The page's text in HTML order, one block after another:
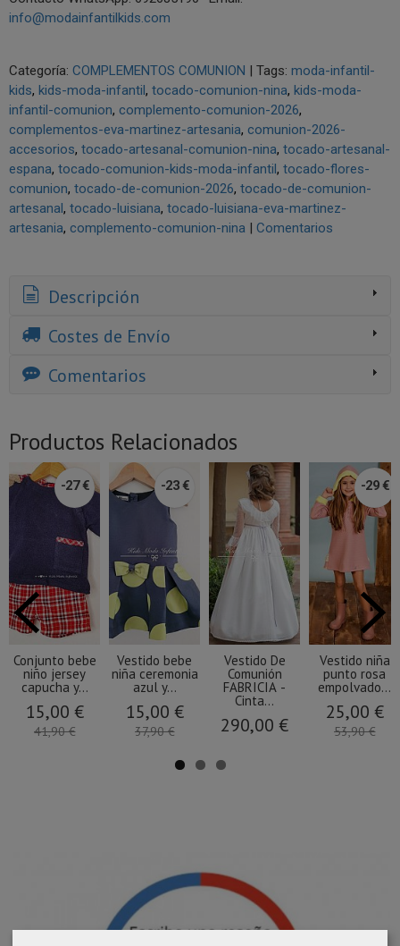
info@modainfantilkids.com
Categoría: COMPLEMENTOS COMUNION Tags: moda-infantil-
kids kids-moda-infantil tocado-comunion-nina kids-moda-
infantil-comunion complemento-comunion-2026
complementos-eva-martinez-artesania comunion-2026-
accesorios tocado-artesanal-comunion-nina tocado-artesanal-
espana tocado-comunion-kids-moda-infantil
tocado-flores-
comunion tocado-de-comunion-2026 tocado-de-comunion-
artesanal
tocado-luisiana tocado-luisiana-eva-martinez-
artesania complemento-comunion-nina Comentarios
Descripción
Costes de Envío
Comentarios
Productos Relacionados
-27 €
Conjunto bebe
niño jersey
capucha y...
15,00 €
41,90 €
-23 €
Vestido bebe
niña ceremonia
azul y...
15,00 €
37,90 €
Vestido De
Comunión
FABRICIA -
Cinta...
290,00 €
-29 €
Vestido niña
punto rosa
empolvado...
25,00 €
53,90 €